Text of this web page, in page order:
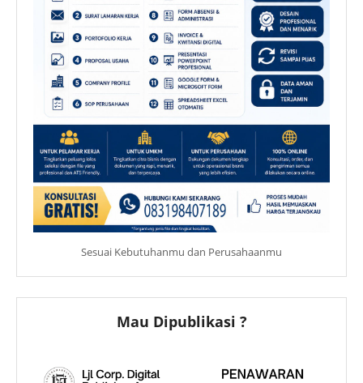
Sesuai Kebutuhanmu dan Perusahaanmu
Mau Dipublikasi ?